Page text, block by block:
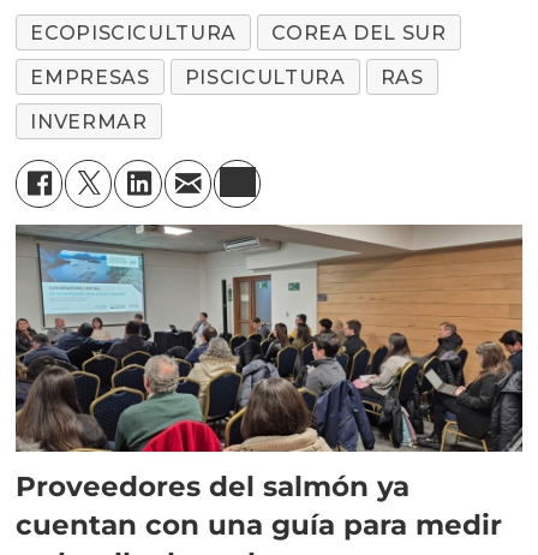
ECOPISCICULTURA
COREA DEL SUR
EMPRESAS
PISCICULTURA
RAS
INVERMAR
Proveedores del salmón ya
cuentan con una guía para medir